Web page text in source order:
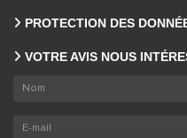
PROTECTION DES
VOTRE AVIS NOUS